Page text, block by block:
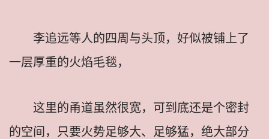
李追远等人的四周与头顶，好似被铺上了
一层厚重的火焰毛毯，
这里的甬道虽然很宽，可到底还是个密封
的空间，只要火势足够大、足够猛，绝大部分